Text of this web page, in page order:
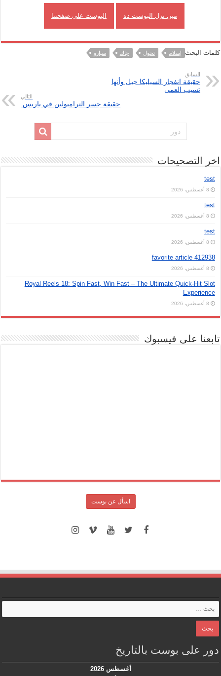
مين نزل البوست ده البوست على صفحتنا
كلمات البحث إسلام تحول جاك سبارو
السابق
حقيقة انفجار السيليكا جيل وأنها
تسبب العمى
التالي
حقيقة جسر الترامبولين في باريس.
اخر التصحيحات
test
8 أغسطس، 2026
test
8 أغسطس، 2026
test
8 أغسطس، 2026
favorite article 412938
8 أغسطس، 2026
Royal Reels 18: Spin Fast, Win Fast – The Ultimate Quick‑Hit Slot
Experience
8 أغسطس، 2026
تابعنا على فيسبوك
اسأل عن بوست
دور على بوست بالتاريخ
أغسطس 2026